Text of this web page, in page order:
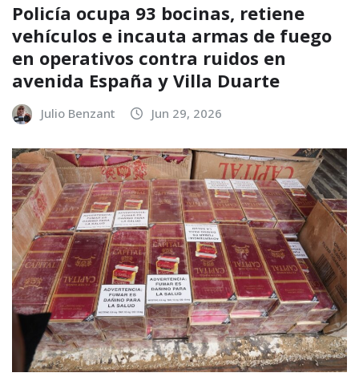
Policía ocupa 93 bocinas, retiene
vehículos e incauta armas de fuego
en operativos contra ruidos en
avenida España y Villa Duarte
Julio Benzant Jun 29, 2026